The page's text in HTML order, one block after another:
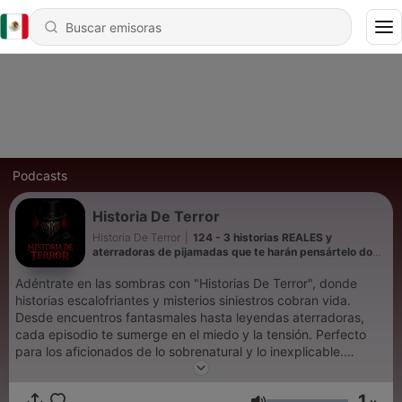
Podcasts
Historia De Terror
Historia De Terror
124 - 3 historias REALES y
aterradoras de pijamadas que te harán pensártelo dos
Adéntrate en las sombras con "Historias De Terror", donde
historias escalofriantes y misterios siniestros cobran vida.
Desde encuentros fantasmales hasta leyendas aterradoras,
cada episodio te sumerge en el miedo y la tensión. Perfecto
para los aficionados de lo sobrenatural y lo inexplicable.
¡Suscríbete ahora para emociones semanales que perseguirán